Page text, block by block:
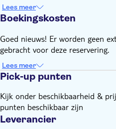
Lees meer
Boekingskosten
Goed nieuws! Er worden geen
gebracht voor deze reservering.
Lees meer
Pick-up punten
Kijk onder beschikbaarheid &
punten beschikbaar zijn
Leverancier